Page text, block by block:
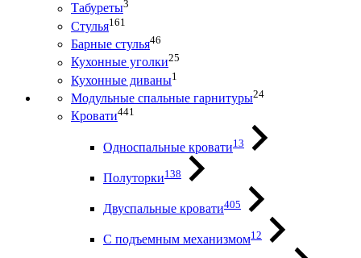
Табуреты3
Стулья161
Барные стулья46
Кухонные уголки25
Кухонные диваны1
Модульные спальные гарнитуры24
Кровати441
Односпальные кровати13
Полуторки138
Двуспальные кровати405
С подъемным механизмом12